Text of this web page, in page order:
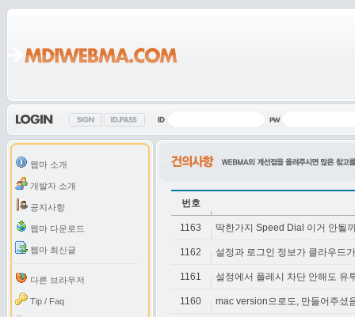
웹마 소개
개발자 소개
공지사항
웹마 다운로드
웹마 최신글
다른 브라우저
Tip / Faq
번호
1163 딱한가지 Speed Dial 이거 안될
1162 설정과 로그인 정보가 클라우드
1161 설정에서 플레시 차단 안해도 유
1160 mac version으로도, 만들어주셨